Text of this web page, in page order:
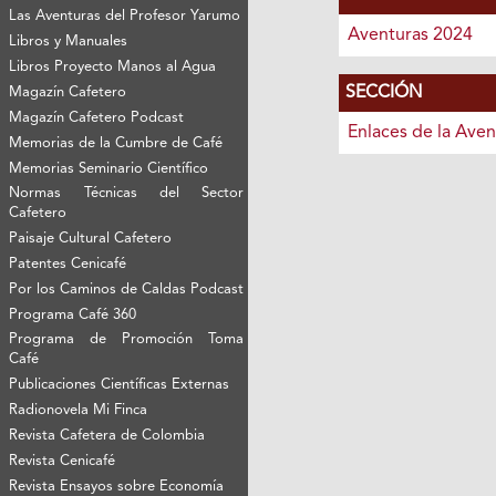
Las Aventuras del Profesor Yarumo
Libros y Manuales
Libros Proyecto Manos al Agua
Magazín Cafetero
Magazín Cafetero Podcast
Memorias de la Cumbre de Café
Memorias Seminario Científico
Normas Técnicas del Sector
Cafetero
Paisaje Cultural Cafetero
Patentes Cenicafé
Por los Caminos de Caldas Podcast
Programa Café 360
Programa de Promoción Toma
Café
Publicaciones Científicas Externas
Radionovela Mi Finca
Revista Cafetera de Colombia
Revista Cenicafé
Revista Ensayos sobre Economía
Aventuras 2024
SECCIÓN
Enlaces de la